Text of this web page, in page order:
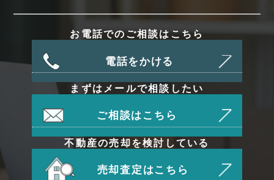
お電話でのご相談はこちら
電話をかける
まずはメールで相談したい
ご相談はこちら
不動産の売却を検討している
売却査定はこちら